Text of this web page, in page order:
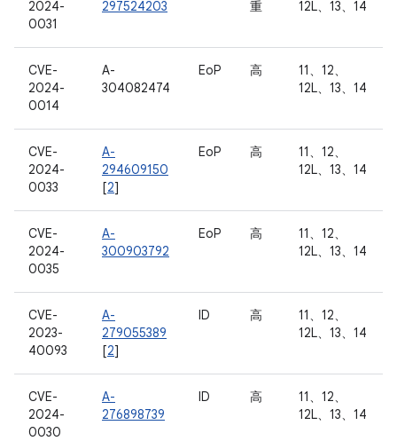
2024-
0031
297524203
重
12L、13、14
CVE-
2024-
0014
A-
304082474
EoP 高
11、12、
12L、13、14
CVE-
2024-
0033
A-
294609150
[2]
EoP 高
11、12、
12L、13、14
CVE-
2024-
0035
A-
300903792
EoP 高
11、12、
12L、13、14
CVE-
2023-
40093
A-
279055389
[2]
ID 高
11、12、
12L、13、14
CVE-
2024-
0030
A-
276898739
ID 高
11、12、
12L、13、14